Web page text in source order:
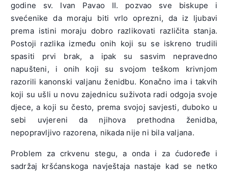
godine sv. Ivan Pavao II. pozvao sve biskupe i
svećenike da moraju biti vrlo oprezni, da iz ljubavi
prema istini moraju dobro razlikovati različita stanja.
Postoji razlika između onih koji su se iskreno trudili
spasiti prvi brak, a ipak su sasvim nepravedno
napušteni, i onih koji su svojom teškom krivnjom
razorili kanonski valjanu ženidbu. Konačno ima i takvih
koji su ušli u novu zajednicu suživota radi odgoja svoje
djece, a koji su često, prema svojoj savjesti, duboko u
sebi uvjereni da njihova prethodna ženidba,
nepopravljivo razorena, nikada nije ni bila valjana.
Problem za crkvenu stegu, a onda i za ćudoređe i
sadržaj kršćanskoga navještaja nastaje kad se netko